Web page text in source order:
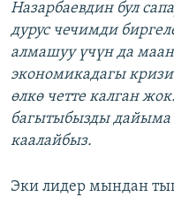
Назарбаевдин бул
дурус чечимди
алмашуу үчүн да
экономикадагы
өлкө четте калган
багытыбызды дайыма
каалайбыз.
Эки лидер мындан